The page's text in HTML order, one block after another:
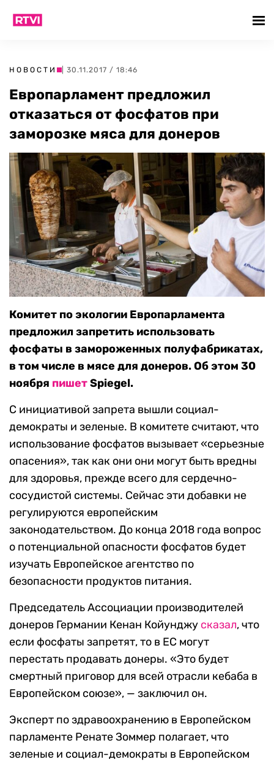
НОВОСТИ | 30.11.2017 / 18:46
Европарламент предложил
отказаться от фосфатов при
заморозке мяса для донеров
Комитет по экологии Европарламента
предложил запретить использовать
фосфаты в замороженных полуфабрикатах,
в том числе в мясе для донеров. Об этом 30
ноября пишетSpiegel.
C инициативой запрета вышли социал-
демократы и зеленые. В комитете считают, что
использование фосфатов вызывает «серьезные
опасения», так как они они могут быть вредны
для здоровья, прежде всего для сердечно-
сосудистой системы. Сейчас эти добавки не
регулируются европейским
законодательством. До конца 2018 года вопрос
о потенциальной опасности фосфатов будет
изучать Европейское агентство по
безопасности продуктов питания.
Председатель Ассоциации производителей
донеров Германии Кенан Койунджу сказал, что
если фосфаты запретят, то в ЕС могут
перестать продавать донеры. «Это будет
смертный приговор для всей отрасли кебаба в
Европейском союзе», — заключил он.
Эксперт по здравоохранению в Европейском
парламенте Ренате Зоммер полагает, что
зеленые и социал-демократы в Европейском